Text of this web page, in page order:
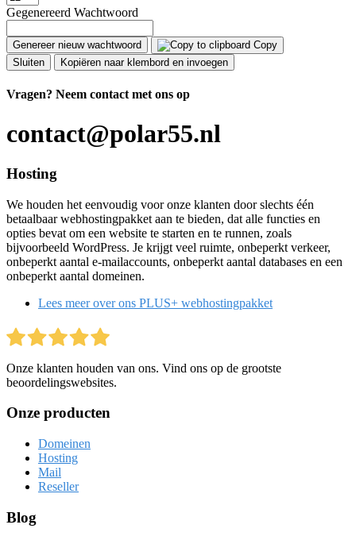
Gegenereerd Wachtwoord
Genereer nieuw wachtwoord
Copy
Sluiten
Kopiëren naar klembord en invoegen
Vragen? Neem contact met ons op
contact@polar55.nl
Hosting
We houden het eenvoudig voor onze klanten door slechts één
betaalbaar webhostingpakket aan te bieden, dat alle functies en
opties bevat om een website te starten en te runnen, zoals
bijvoorbeeld WordPress. Je krijgt veel ruimte, onbeperkt verkeer,
onbeperkt aantal e-mailaccounts, onbeperkt aantal databases en een
onbeperkt aantal domeinen.
Lees meer over ons PLUS+ webhostingpakket
Onze klanten houden van ons. Vind ons op de grootste
beoordelingswebsites.
Onze producten
Domeinen
Hosting
Mail
Reseller
Blog